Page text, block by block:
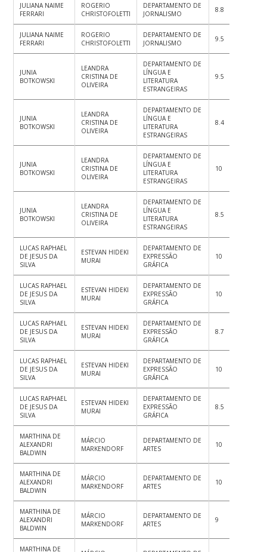
JULIANA NAIME
FERRARI
ROGERIO
CHRISTOFOLETTI
DEPARTAMENTO DE
JORNALISMO
8.8
JULIANA NAIME
FERRARI
ROGERIO
CHRISTOFOLETTI
DEPARTAMENTO DE
JORNALISMO
9.5
JUNIA
BOTKOWSKI
LEANDRA
CRISTINA DE
OLIVEIRA
DEPARTAMENTO DE
LÍNGUA E
LITERATURA
ESTRANGEIRAS
9.5
JUNIA
BOTKOWSKI
LEANDRA
CRISTINA DE
OLIVEIRA
DEPARTAMENTO DE
LÍNGUA E
LITERATURA
ESTRANGEIRAS
8.4
JUNIA
BOTKOWSKI
LEANDRA
CRISTINA DE
OLIVEIRA
DEPARTAMENTO DE
LÍNGUA E
LITERATURA
ESTRANGEIRAS
10
JUNIA
BOTKOWSKI
LEANDRA
CRISTINA DE
OLIVEIRA
DEPARTAMENTO DE
LÍNGUA E
LITERATURA
ESTRANGEIRAS
8.5
LUCAS RAPHAEL
DE JESUS DA
SILVA
ESTEVAN HIDEKI
MURAI
DEPARTAMENTO DE
EXPRESSÃO
GRÁFICA
10
LUCAS RAPHAEL
DE JESUS DA
SILVA
ESTEVAN HIDEKI
MURAI
DEPARTAMENTO DE
EXPRESSÃO
GRÁFICA
10
LUCAS RAPHAEL
DE JESUS DA
SILVA
ESTEVAN HIDEKI
MURAI
DEPARTAMENTO DE
EXPRESSÃO
GRÁFICA
8.7
LUCAS RAPHAEL
DE JESUS DA
SILVA
ESTEVAN HIDEKI
MURAI
DEPARTAMENTO DE
EXPRESSÃO
GRÁFICA
10
LUCAS RAPHAEL
DE JESUS DA
SILVA
ESTEVAN HIDEKI
MURAI
DEPARTAMENTO DE
EXPRESSÃO
GRÁFICA
8.5
MARTHINA DE
ALEXANDRI
BALDWIN
MÁRCIO
MARKENDORF
DEPARTAMENTO DE
ARTES
10
MARTHINA DE
ALEXANDRI
BALDWIN
MÁRCIO
MARKENDORF
DEPARTAMENTO DE
ARTES
10
MARTHINA DE
ALEXANDRI
BALDWIN
MÁRCIO
MARKENDORF
DEPARTAMENTO DE
ARTES
9
MARTHINA DE